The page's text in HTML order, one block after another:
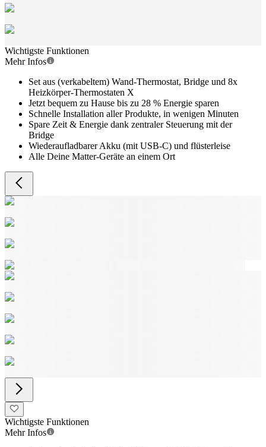
Wichtigste Funktionen
Mehr Infos
Set aus (verkabeltem) Wand-Thermostat, Bridge und 8x
Heizkörper-Thermostaten X
Jetzt bequem zu Hause bis zu 28 % Energie sparen
Schnelle Installation aller Produkte, in wenigen Minuten
Spare Zeit & Energie dank zentraler Steuerung mit der
Bridge
Wiederaufladbarer Akku (mit USB-C) und flüsterleise
Alle Deine Matter-Geräte an einem Ort
Wichtigste Funktionen
Mehr Infos